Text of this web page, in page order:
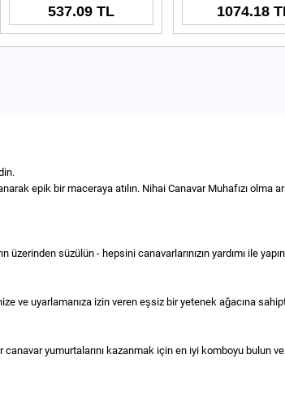
537.09 TL 1074.18
epik bir maceraya atılın. Nihai Canavar Muhafızı olma
süzülün - hepsini canavarlarınızın yardımı ile
ve uyarlamanıza izin veren eşsiz bir yetenek ağacına
yumurtalarını kazanmak için en iyi komboyu bulun ve